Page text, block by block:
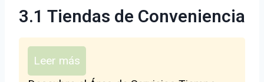
3.1 Tiendas de Conveniencia
Leer más